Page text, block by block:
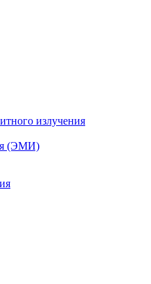
излучения
(ЭМИ)